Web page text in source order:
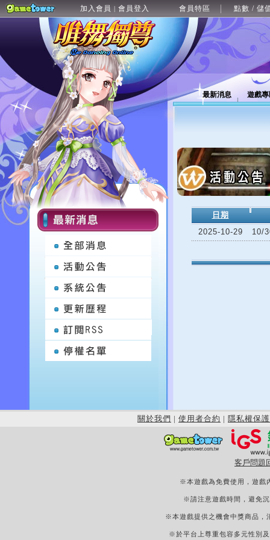
加入會員 | 會員登入 會員特區 點數 / 儲
最新消息 遊戲
日期
2025-10-29
10/
關於我們 | 使用者合約 | 隱私權保護
客戶問題
※本遊戲為免費使用，遊戲
※請注意遊戲時間，避免
※本遊戲提供之機會中獎商品，
※於平台上尊重包容多元性別